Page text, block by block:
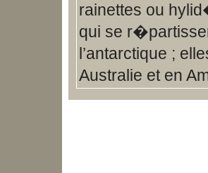
rainettes ou
qui se
l’antarctique ;
Australie et en